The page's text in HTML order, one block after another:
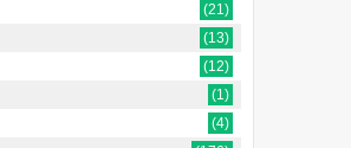
(21)
(13)
(12)
(1)
(4)